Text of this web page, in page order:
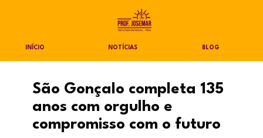
INÍCIO NOTÍCIAS BLOG
São Gonçalo completa 135
anos com orgulho e
compromisso com o futuro